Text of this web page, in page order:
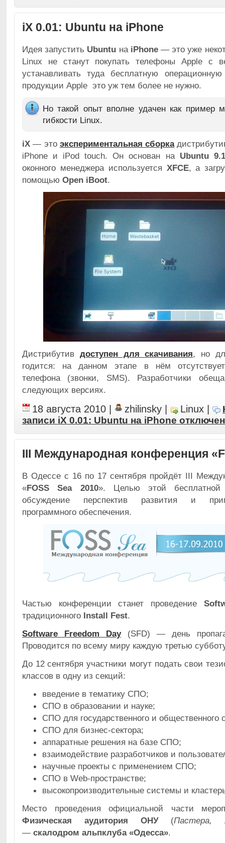
iX 0.01: Ubuntu на iPhone
Идея запустить Ubuntu на iPhone— это уже
Linux не станут покупать телефоны Apple с
устанавливать туда бесплатную
продукции Apple это уж тем более не нужно.
Но такой опыт вполне удачен как пример
гибкости Linux.
iX — это экспериментальная сборка
iPhone и iPod touch. Он основан на Ubuntu
оконного менеджера используется XFCE, а
помощью Open iBoot.
Дистрибутив доступен для скачивания, но
годится: на данном этапе в нём
телефона (звонки, SMS). Разработчики
следующих версиях.
18 августа 2010 zhilinsky Linux
записи iX 0.01: Ubuntu на iPhone
III Международная конференция
В Одессе с 16 по 17 сентября пройдёт III
«FOSS Sea 2010». Целью этой бесплатной
обсуждение перспектив развития и
программного обеспечения.
Частью конференции станет проведение
традиционного Install Fest.
Software Freedom Day(SFD) — день
Проводится по всему миру каждую третью
До 12 сентября участники могут подать свои
классов в одну из секций:
введение в тематику СПО;
СПО в образовании и науке;
СПО для государственного и общественного
СПО для бизнес-сектора;
аппаратные решения на базе СПО;
взаимодействие разработчиков и
научные проекты с применением СПО;
СПО в Web-пространстве;
высокопроизводительные системы и
Место проведения официальной части
Физическая аудитория ОНУ(Пастера,
— скалодром альпклуба «Одесса».